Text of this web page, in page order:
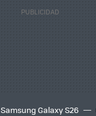
Samsung Galaxy S26